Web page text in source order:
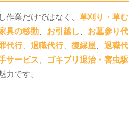
業だけではなく、 草刈り・草む
具の移動、 お引越し、 お墓参り代
代行、 退職代行、 復縁屋、 退職代
サービス、 ゴキブリ退治・害虫駆
です。